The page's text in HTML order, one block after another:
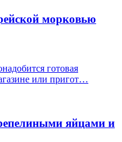
морковью
готовая
или пригот…
яйцами и